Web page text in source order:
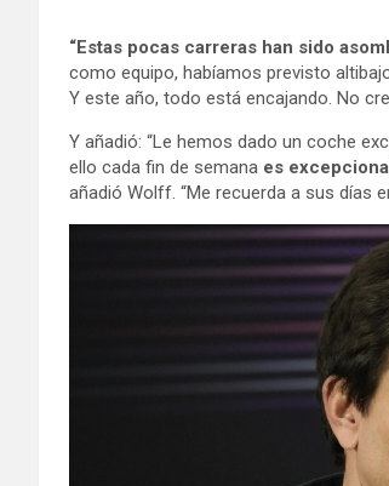
“Estas pocas carreras han sido
como equipo, habíamos previsto
Y este año, todo está encajando. No
Y añadió: “Le hemos dado un coche
ello cada fin de semana es
añadió Wolff. “Me recuerda a sus días